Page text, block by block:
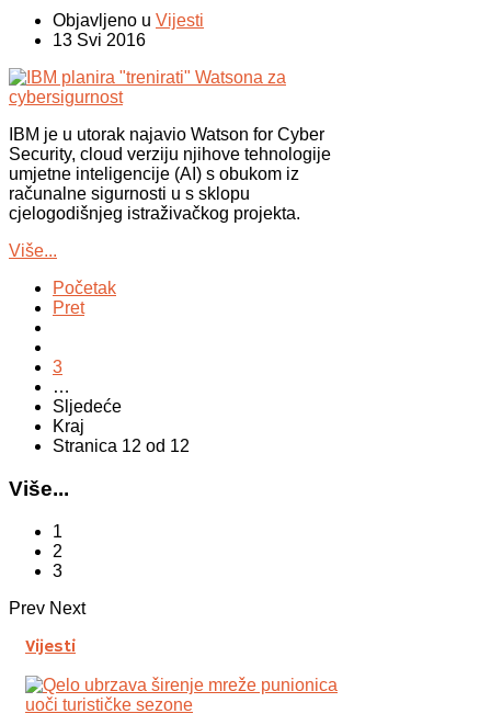
Objavljeno u Vijesti
13 Svi 2016
IBM je u utorak najavio Watson for Cyber
Security, cloud verziju njihove tehnologije
umjetne inteligencije (AI) s obukom iz
računalne sigurnosti u s sklopu
cjelogodišnjeg istraživačkog projekta.
Više...
Početak
Pret
3
…
Sljedeće
Kraj
Stranica 12 od 12
Više...
1
2
3
Prev Next
Vijesti